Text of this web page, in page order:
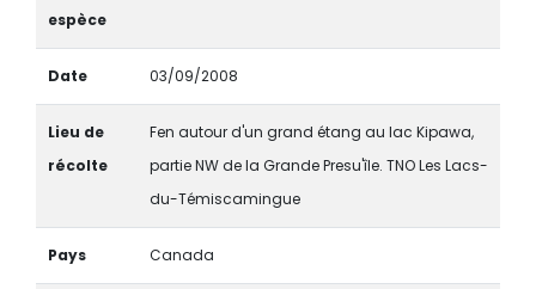
espèce
Date 03/09/2008
Lieu de
récolte
Fen autour d'un grand étang au lac Kipawa,
partie NW de la Grande Presu'île. TNO Les Lacs-
du-Témiscamingue
Pays Canada